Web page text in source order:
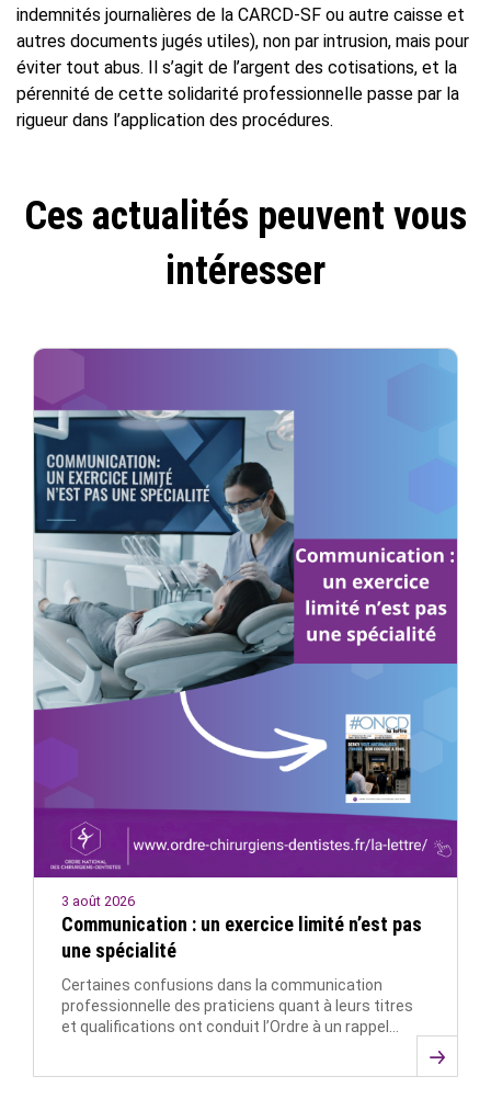
indemnités journalières de la CARCD-SF ou autre caisse et
autres documents jugés utiles), non par intrusion, mais pour
éviter tout abus. Il s’agit de l’argent des cotisations, et la
pérennité de cette solidarité professionnelle passe par la
rigueur dans l’application des procédures.
Ces actualités peuvent vous
intéresser
3 août 2026
Communication : un exercice limité n’est pas
une spécialité
Certaines confusions dans la communication
professionnelle des praticiens quant à leurs titres
et qualifications ont conduit l’Ordre à un rappel…